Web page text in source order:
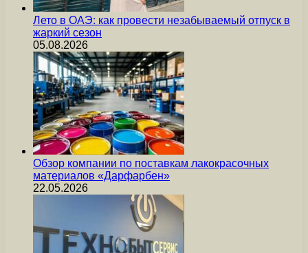
Лето в ОАЭ: как провести незабываемый отпуск в
жаркий сезон
05.08.2026
Обзор компании по поставкам лакокрасочных
материалов «Дарфарбен»
22.05.2026